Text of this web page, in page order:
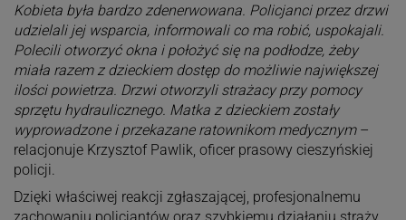
Kobieta była bardzo zdenerwowana. Policjanci przez drzwi
udzielali jej wsparcia, informowali co ma robić, uspokajali.
Polecili otworzyć okna i położyć się na podłodze, żeby
miała razem z dzieckiem dostęp do możliwie największej
ilości powietrza. Drzwi otworzyli strażacy przy pomocy
sprzętu hydraulicznego. Matka z dzieckiem zostały
wyprowadzone i przekazane ratownikom medycznym–
relacjonuje Krzysztof Pawlik, oficer prasowy cieszyńskiej
policji.
Dzięki właściwej reakcji zgłaszającej, profesjonalnemu